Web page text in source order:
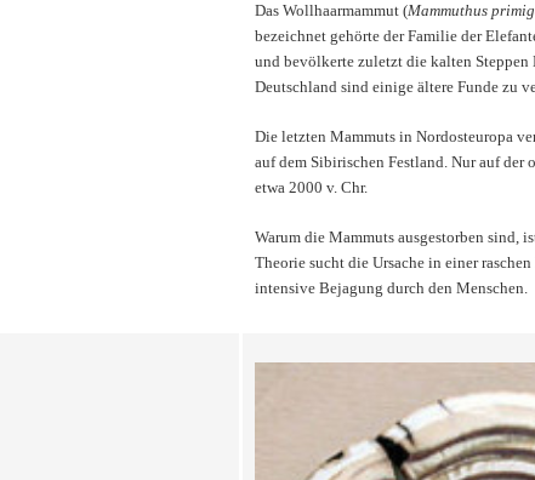
Das Wollhaarmammut (Mammuthus
bezeichnet gehörte der Familie der
und bevölkerte zuletzt die kalten
Deutschland sind einige ältere Funde zu
Die letzten Mammuts in Nordosteuropa
auf dem Sibirischen Festland. Nur auf der
etwa 2000 v. Chr.
Warum die Mammuts ausgestorben sind,
Theorie sucht die Ursache in einer
intensive Bejagung durch den Menschen.